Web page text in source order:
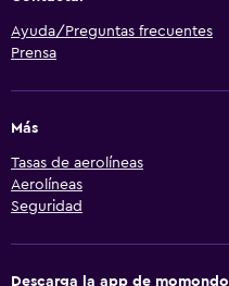
Ayuda/Preguntas frecuentes
Prensa
Más
Tasas de aerolíneas
Aerolíneas
Seguridad
Descarga la app de momondo